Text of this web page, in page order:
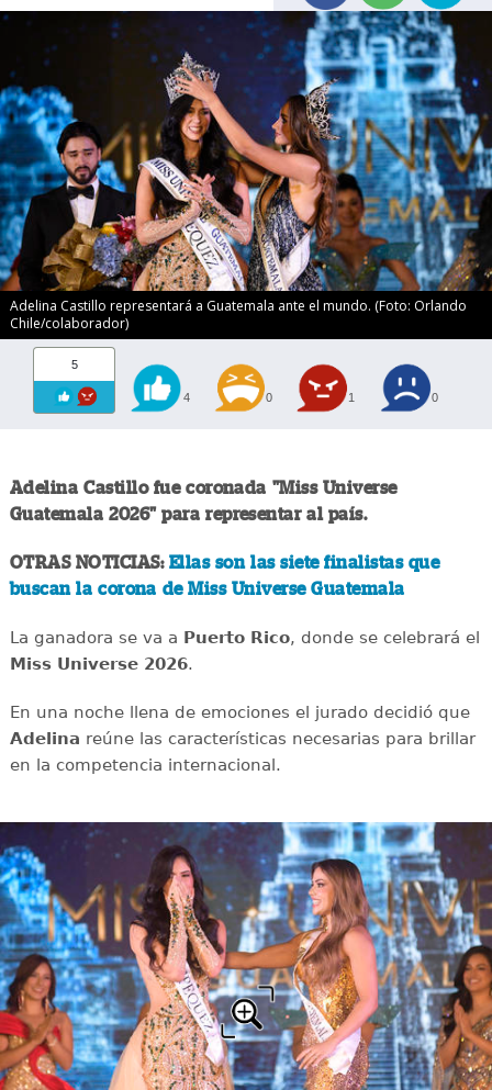
Adelina Castillo representará a Guatemala ante el mundo. (Foto: Orlando
Chile/colaborador)
5
4 0 1 0
Adelina Castillo fue coronada "Miss Universe
Guatemala 2026" para representar al país.
OTRAS NOTICIAS: Ellas son las siete finalistas que
buscan la corona de Miss Universe Guatemala
La ganadora se va a Puerto Rico, donde se celebrará el
Miss Universe 2026.
En una noche llena de emociones el jurado decidió que
Adelina reúne las características necesarias para brillar
en la competencia internacional.